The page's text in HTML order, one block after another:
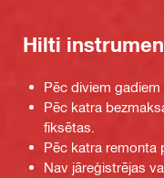
Hilti
Pēc diviem
Pēc katra
fiksētas.
Pēc katra remonta
Nav jāreģistrējas